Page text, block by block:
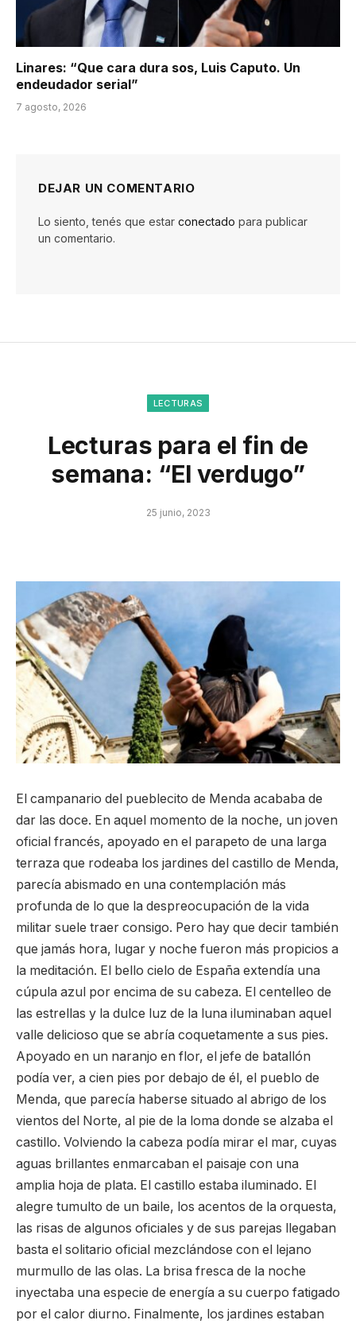
Linares: “Que cara dura sos, Luis Caputo. Un
endeudador serial”
7 agosto, 2026
DEJAR UN COMENTARIO
Lo siento, tenés que estar conectado para publicar
un comentario.
LECTURAS
Lecturas para el fin de
semana: “El verdugo”
25 junio, 2023
El campanario del pueblecito de Menda acababa de
dar las doce. En aquel momento de la noche, un joven
oficial francés, apoyado en el parapeto de una larga
terraza que rodeaba los jardines del castillo de Menda,
parecía abismado en una contemplación más
profunda de lo que la despreocupación de la vida
militar suele traer consigo. Pero hay que decir también
que jamás hora, lugar y noche fueron más propicios a
la meditación. El bello cielo de España extendía una
cúpula azul por encima de su cabeza. El centelleo de
las estrellas y la dulce luz de la luna iluminaban aquel
valle delicioso que se abría coquetamente a sus pies.
Apoyado en un naranjo en flor, el jefe de batallón
podía ver, a cien pies por debajo de él, el pueblo de
Menda, que parecía haberse situado al abrigo de los
vientos del Norte, al pie de la loma donde se alzaba el
castillo. Volviendo la cabeza podía mirar el mar, cuyas
aguas brillantes enmarcaban el paisaje con una
amplia hoja de plata. El castillo estaba iluminado. El
alegre tumulto de un baile, los acentos de la orquesta,
las risas de algunos oficiales y de sus parejas llegaban
basta el solitario oficial mezclándose con el lejano
murmullo de las olas. La brisa fresca de la noche
inyectaba una especie de energía a su cuerpo fatigado
por el calor diurno. Finalmente, los jardines estaban